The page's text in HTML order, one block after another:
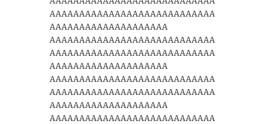
AAAAAAAAAAAAAAAAAAAAAAAAAAAA
AAAAAAAAAAAAAAAAAAAA
AAAAAAAAAAAAAAAAAAAAAAAAAAAA
AAAAAAAAAAAAAAAAAAAAAAAAAAAA
AAAAAAAAAAAAAAAAAAAA
AAAAAAAAAAAAAAAAAAAAAAAAAAAA
AAAAAAAAAAAAAAAAAAAAAAAAAAAA
AAAAAAAAAAAAAAAAAAAA
AAAAAAAAAAAAAAAAAAAAAAAAAAAA